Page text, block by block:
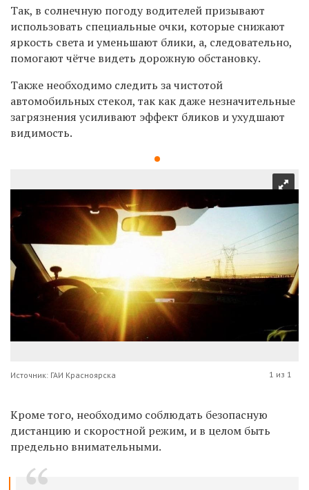
Так, в солнечную погоду водителей призывают
использовать специальные очки, которые снижают
яркость света и уменьшают блики, а, следовательно,
помогают чётче видеть дорожную обстановку.
Также необходимо следить за чистотой
автомобильных стекол, так как даже незначительные
загрязнения усиливают эффект бликов и ухудшают
видимость.
Источник: ГАИ Красноярска 1 из 1
Кроме того, необходимо соблюдать безопасную
дистанцию и скоростной режим, и в целом быть
предельно внимательными.